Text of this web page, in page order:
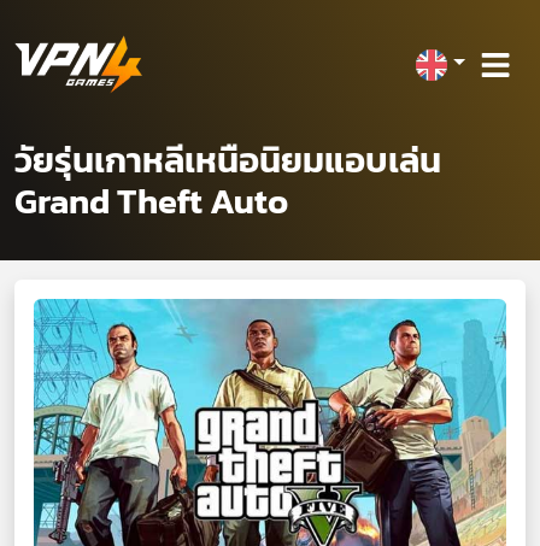
วัยรุ่นเกาหลีเหนือนิยมแอบเล่น
Grand Theft Auto